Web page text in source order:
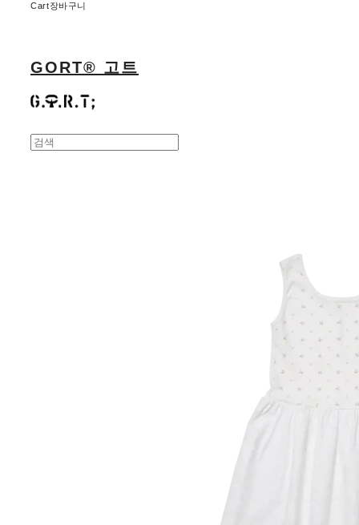
Cart장바구니
GORT® 고트